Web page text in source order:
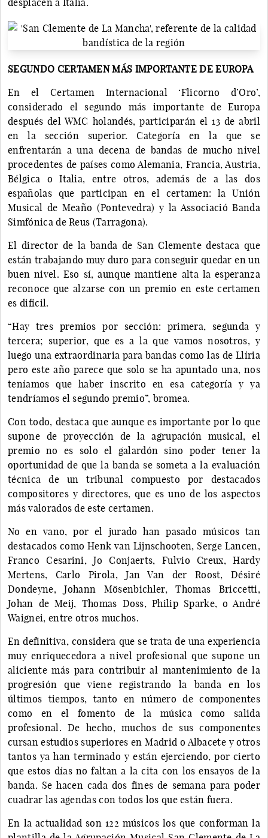
SEGUNDO CERTAMEN MÁS IMPORTANTE DE EUROPA
En el Certamen Internacional ‘Flicorno d’Oro’,
considerado el segundo más importante de Europa
después del WMC holandés, participarán el 13 de abril
en la sección superior. Categoría en la que se
enfrentarán a una decena de bandas de mucho nivel
procedentes de países como Alemania, Francia, Austria,
Bélgica o Italia, entre otros, además de a las dos
españolas que participan en el certamen: la Unión
Musical de Meaño (Pontevedra) y la Associació Banda
Simfónica de Reus (Tarragona).
El director de la banda de San Clemente destaca que
están trabajando muy duro para conseguir quedar en un
buen nivel. Eso sí, aunque mantiene alta la esperanza
reconoce que alzarse con un premio en este certamen
es difícil.
“Hay tres premios por sección: primera, segunda y
tercera; superior, que es a la que vamos nosotros, y
luego una extraordinaria para bandas como las de Llíria
pero este año parece que solo se ha apuntado una, nos
teníamos que haber inscrito en esa categoría y ya
tendríamos el segundo premio”, bromea.
Con todo, destaca que aunque es importante por lo que
supone de proyección de la agrupación musical, el
premio no es solo el galardón sino poder tener la
oportunidad de que la banda se someta a la evaluación
técnica de un tribunal compuesto por destacados
compositores y directores, que es uno de los aspectos
más valorados de este certamen.
No en vano, por el jurado han pasado músicos tan
destacados como Henk van Lijnschooten, Serge Lancen,
Franco Cesarini, Jo Conjaerts, Fulvio Creux, Hardy
Mertens, Carlo Pirola, Jan Van der Roost, Désiré
Dondeyne, Johann Mösenbichler, Thomas Briccetti,
Johan de Meij, Thomas Doss, Philip Sparke, o André
Waignei, entre otros muchos.
En definitiva, considera que se trata de una experiencia
muy enriquecedora a nivel profesional que supone un
aliciente más para contribuir al mantenimiento de la
progresión que viene registrando la banda en los
últimos tiempos, tanto en número de componentes
como en el fomento de la música como salida
profesional. De hecho, muchos de sus componentes
cursan estudios superiores en Madrid o Albacete y otros
tantos ya han terminado y están ejerciendo, por cierto
que estos días no faltan a la cita con los ensayos de la
banda. Se hacen cada dos fines de semana para poder
cuadrar las agendas con todos los que están fuera.
En la actualidad son 122 músicos los que conforman la